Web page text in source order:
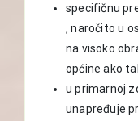
specifičnu
, naročito u
na visoko
općine ako
u primarnoj
unapređuje